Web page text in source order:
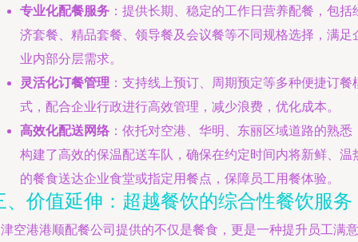
专业化配餐服务 ：提供长期、稳定的工作日营养配餐，包括
济套餐、精品套餐、领导餐及会议餐等不同规格选择，满足
业内部分层需求。
灵活化订餐管理 ：支持线上预订、周期预定等多种便捷订餐
式，配合企业行政进行高效管理，减少浪费，优化成本。
高效化配送网络：依托对空港、华明、东丽区域道路的熟悉
构建了高效的保温配送车队，确保在约定时间内将新鲜、温
的餐食送达企业食堂或指定用餐点，保障员工用餐体验。
、价值延伸：超越餐饮的综合性餐饮服务
空港港顺配餐公司提供的不仅是餐食，更是一种提升员工满意